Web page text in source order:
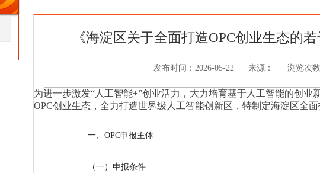
《海淀区关于全面打造OPC创业生态的
发布时间：2026-05-22 来源： 浏览次数
为进一步激发“人工智能+”创业活力，大力培育基于人工智能的创业
OPC创业生态，全力打造世界级人工智能创新区，特制定海淀区全面
一、OPC申报主体
（一）申报条件